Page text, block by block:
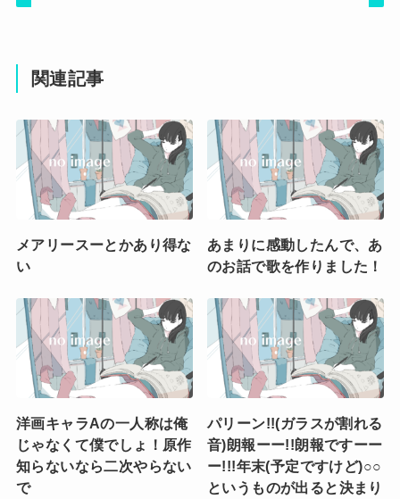
関連記事
メアリースーとかあり得な
い
あまりに感動したんで、あ
のお話で歌を作りました！
洋画キャラAの一人称は俺
じゃなくて僕でしょ！原作
知らないなら二次やらない
で
パリーン!!(ガラスが割れる
音)朗報ーー!!朗報ですーー
ー!!!年末(予定ですけど)○○
というものが出ると決まり